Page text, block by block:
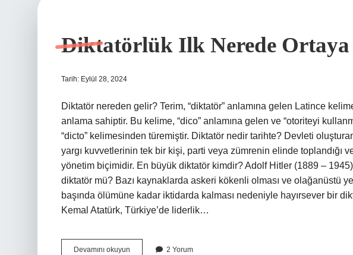
Diktatörlük Ilk Nerede Ortaya
Tarih: Eylül 28, 2024
Diktatör nereden gelir? Terim, “diktatör” anlamına gelen Latince
anlama sahiptir. Bu kelime, “dico” anlamına gelen ve “otoriteyi
“dicto” kelimesinden türemiştir. Diktatör nedir tarihte? Devleti
yargı kuvvetlerinin tek bir kişi, parti veya zümrenin elinde toplandığı
yönetim biçimidir. En büyük diktatör kimdir? Adolf Hitler (1889 –
diktatör mü? Bazı kaynaklarda askeri kökenli olması ve olağanüstü
başında ölümüne kadar iktidarda kalması nedeniyle hayırsever bir
Kemal Atatürk, Türkiye’de liderlik…
Devamını okuyun Diktatörlük 2 Yorum